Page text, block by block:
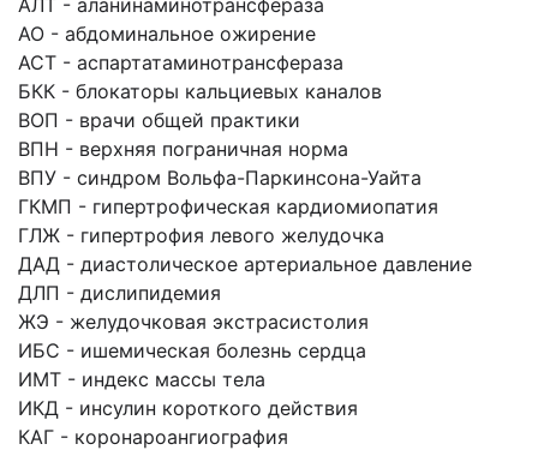
АЛТ - аланинаминотрансфераза
АО - абдоминальное ожирение
ACT - аспартатаминотрансфераза
БКК - блокаторы кальциевых каналов
ВОП - врачи общей практики
ВПН - верхняя пограничная норма
ВПУ - синдром Вольфа-Паркинсона-Уайта
ГКМП - гипертрофическая кардиомиопатия
ГЛЖ - гипертрофия левого желудочка
ДАД - диастолическое артериальное давление
ДЛП - дислипидемия
ЖЭ - желудочковая экстрасистолия
ИБС - ишемическая болезнь сердца
ИМТ - индекс массы тела
ИКД - инсулин короткого действия
КАГ - коронароангиография